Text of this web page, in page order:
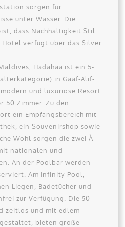
sorgen für
unter Wasser. Die
dass Nachhaltigkeit Stil
Hotel verfügt über das Silver
Hadahaa ist ein 5-
in Gaaf-Alif-
und luxuriöse Resort
50 Zimmer. Zu den
ein Empfangsbereich mit
ein Souvenirshop sowie
Wohl sorgen die zwei À-
nationalen und
An der Poolbar werden
Am Infinity-Pool,
Liegen, Badetücher und
zur Verfügung. Die 50
zeitlos und mit edlem
bieten große